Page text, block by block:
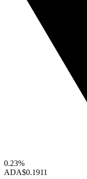
0.23%
ADA$0.1911